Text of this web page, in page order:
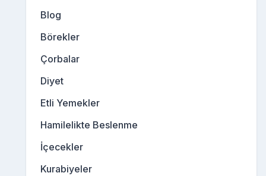
Blog
Börekler
Çorbalar
Diyet
Etli Yemekler
Hamilelikte Beslenme
İçecekler
Kurabiyeler